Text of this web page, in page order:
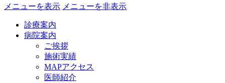
メニューを表示 メニューを非表示
診療案内
病院案内
ご挨拶
施術実績
MAPアクセス
医師紹介